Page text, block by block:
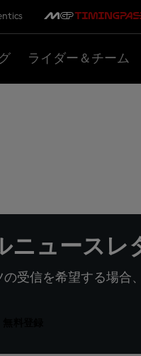
ライダー＆チーム
ニュースレ
受信を希望する場合